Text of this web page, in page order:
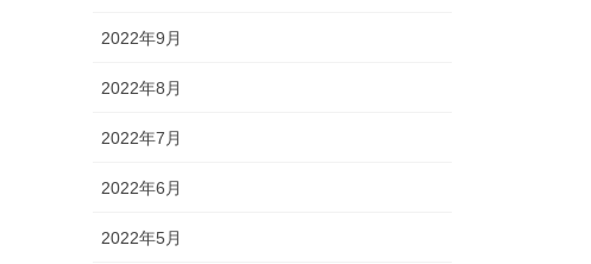
2022年9月
2022年8月
2022年7月
2022年6月
2022年5月